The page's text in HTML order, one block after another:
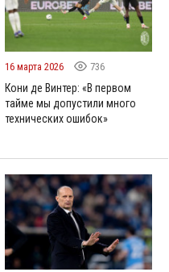
16 марта 2026 736
Кони де Винтер: «В первом
тайме мы допустили много
технических ошибок»